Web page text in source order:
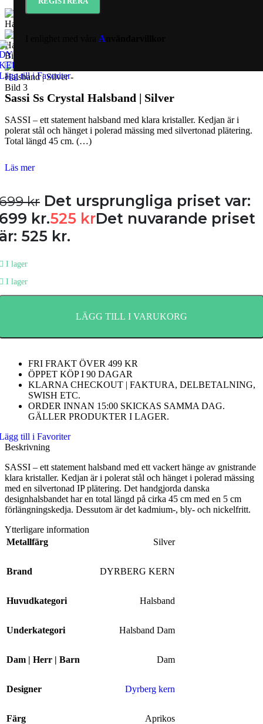
A
till i Favoriter
Sassi Ss Crystal Halsband | Silver
SASSI – ett statement halsband med klara kristaller. Kedjan är i
polerat stål och hänget i polerad mässing med silvertonad plätering.
Total längd 45 cm. (…)
Läs mer
kr Det ursprungliga priset var:
kr.525 krDet nuvarande priset
525 kr.
I lager
I lager
LÄGG TILL I VARUKORG
FRI FRAKT ÖVER 499 KR
ÖPPET KÖP I 90 DAGAR
KLARNA CHECKOUT | FAKTURA, DELBETALNING,
SWISH ETC.
ORDER INNAN 15:00 SKICKAS SAMMA DAG.
GÄLLER PRODUKTER I LAGER.
till i Favoriter
Beskrivning
SASSI – ett statement halsband med ett vackert hänge av gnistrande
klara kristaller. Kedjan är i polerat stål och hänget i polerad mässing
med en silvertonad IP plätering. Det handgjorda danska
designhalsbandet har en total längd på cirka 45 cm med en 5 cm
förlängningskedja. Dessutom är det kadmium-, bly- och nickelfritt.
Ytterligare information
Metallfärg
Silver
Brand DYRBERG KERN
Huvudkategori Halsband
Underkategori Halsband Dam
Dam | Herr | Barn Dam
Designer Dyrberg kern
Färg Aprikos